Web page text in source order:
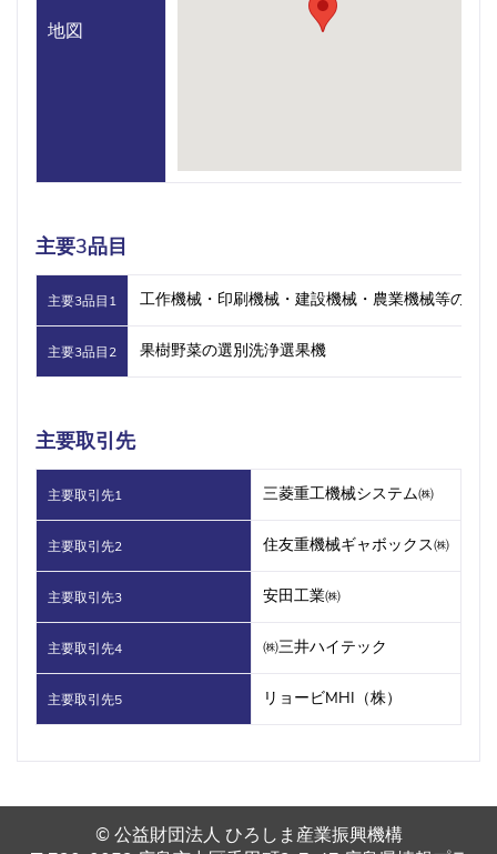
地図
主要3品目
主要3品目1 工作機械・印刷機械・建設機械・農業機械等の鋳
主要3品目2 果樹野菜の選別洗浄選果機
主要取引先
主要取引先1 三菱重工機械システム㈱
主要取引先2 住友重機械ギャボックス㈱
主要取引先3 安田工業㈱
主要取引先4 ㈱三井ハイテック
主要取引先5 リョービMHI（株）
© 公益財団法人 ひろしま産業振興機構